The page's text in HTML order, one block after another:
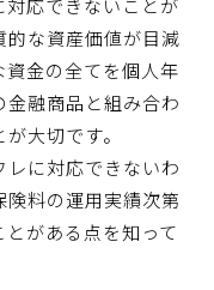
応できないことが
な資産価値が目減
資金の全てを個人年
融商品と組み合わ
大切です。
に対応できないわ
料の運用実績次第
がある点を知って